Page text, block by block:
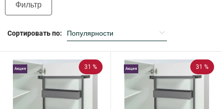
Фильтр
Сортировать по:
31 %
Акция 31 %
Акция